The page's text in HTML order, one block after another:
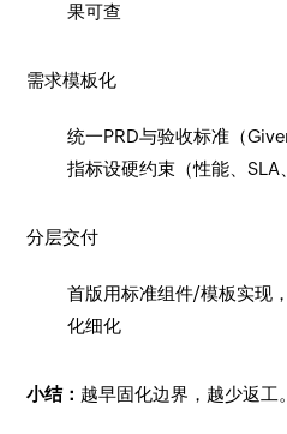
果可查
需求模板化
统一PRD与验收标准（
指标设硬约束（性能、SLA
分层交付
首版用标准组件/模板实现
化细化
小结： 越早固化边界，越少返工。